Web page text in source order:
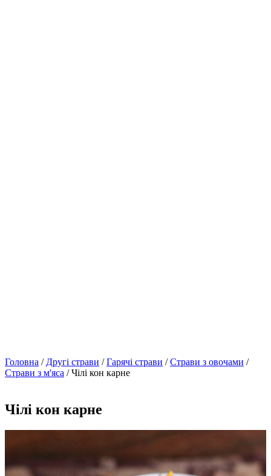
Головна /Другі страви /Гарячі страви /Страви з овочами /
Страви з м'яса / Чілі кон карне
Чілі кон карне